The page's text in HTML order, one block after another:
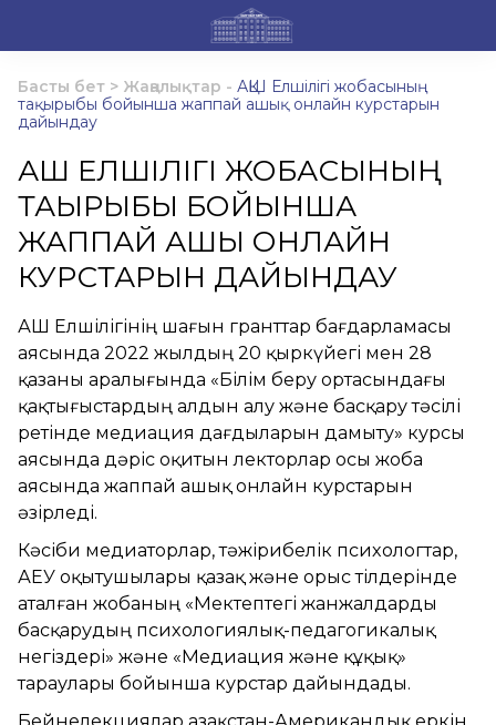
Басты бет > Жаңалықтар - АҚШ Елшілігі жобасының
тақырыбы бойынша жаппай ашық онлайн курстарын
дайындау
АҚШ ЕЛШІЛІГІ ЖОБАСЫНЫҢ
ТАҚЫРЫБЫ БОЙЫНША
ЖАППАЙ АШЫҚ ОНЛАЙН
КУРСТАРЫН ДАЙЫНДАУ
АҚШ Елшілігінің шағын гранттар бағдарламасы
аясында 2022 жылдың 20 қыркүйегі мен 28
қазаны аралығында «Білім беру ортасындағы
қақтығыстардың алдын алу және басқару тәсілі
ретінде медиация дағдыларын дамыту» курсы
аясында дәріс оқитын лекторлар осы жоба
аясында жаппай ашық онлайн курстарын
әзірледі.
Кәсіби медиаторлар, тәжірибелік психологтар,
ҚАЕУ оқытушылары қазақ және орыс тілдерінде
аталған жобаның «Мектептегі жанжалдарды
басқарудың психологиялық-педагогикалық
негіздері» және «Медиация және құқық»
тараулары бойынша курстар дайындады.
Бейнелекциялар Қазақстан-Американдық еркін